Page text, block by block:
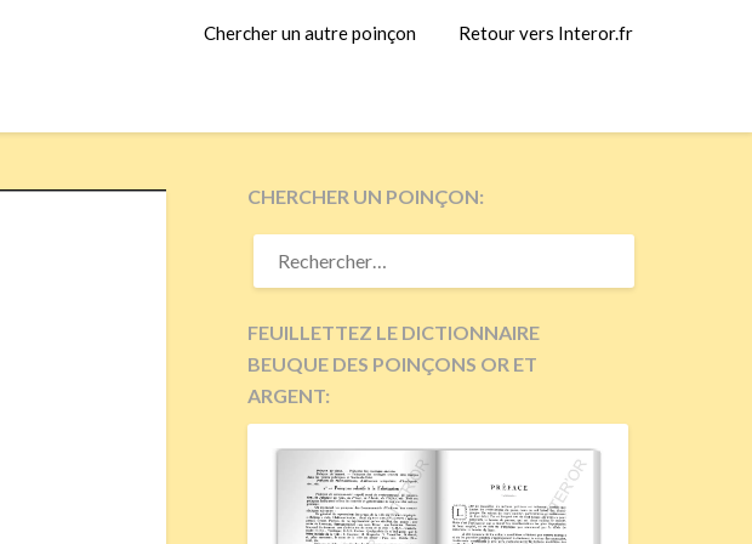
Chercher un autre poinçon Retour vers Interor.fr
CHERCHER UN POINÇON:
RECHERCHER :
FEUILLETTEZ LE DICTIONNAIRE
BEUQUE DES POINÇONS OR ET
ARGENT: